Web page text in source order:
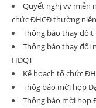
Quyết nghị vv miễn
chức ĐHCĐ thường
Thông báo thay đôit
Thông báo thay đổi
HĐQT
Kế hoạch tổ chức
Thôg báo mời họp
Thông báo mời họp